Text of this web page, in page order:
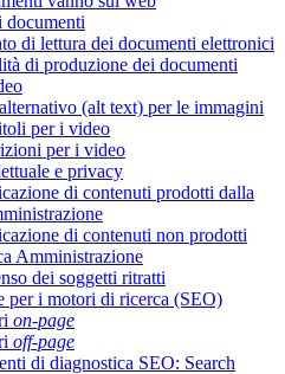
di lettura dei documenti elettronici
di produzione dei documenti
(alt text) per le immagini
per i video
per i video
e privacy
di contenuti prodotti dalla
di contenuti non prodotti
Amministrazione
dei soggetti ritratti
per i motori di ricerca (SEO)
on-page
off-page
di diagnostica SEO: Search